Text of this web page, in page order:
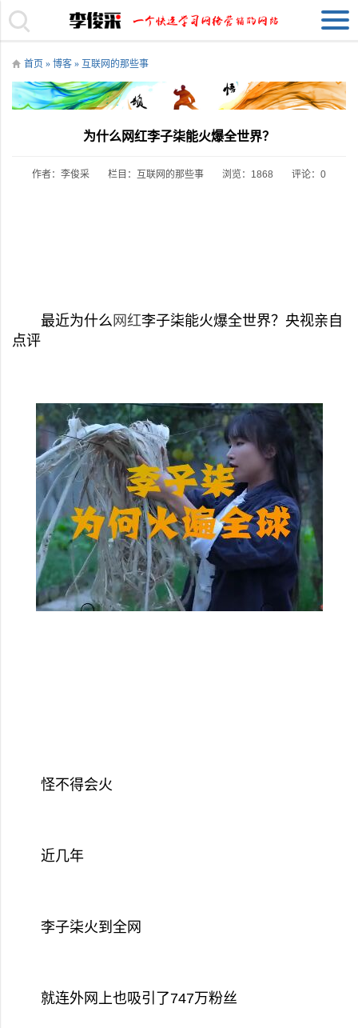
首页 » 博客 » 互联网的那些事
为什么网红李子柒能火爆全世界？
作者：李俊采 栏目： 互联网的那些事 浏览：1868 评论：0
最近为什么 网红李子柒能火爆全世界？央视亲自
点评
怪不得会火
近几年
李子柒火到全网
就连外网上也吸引了747万粉丝